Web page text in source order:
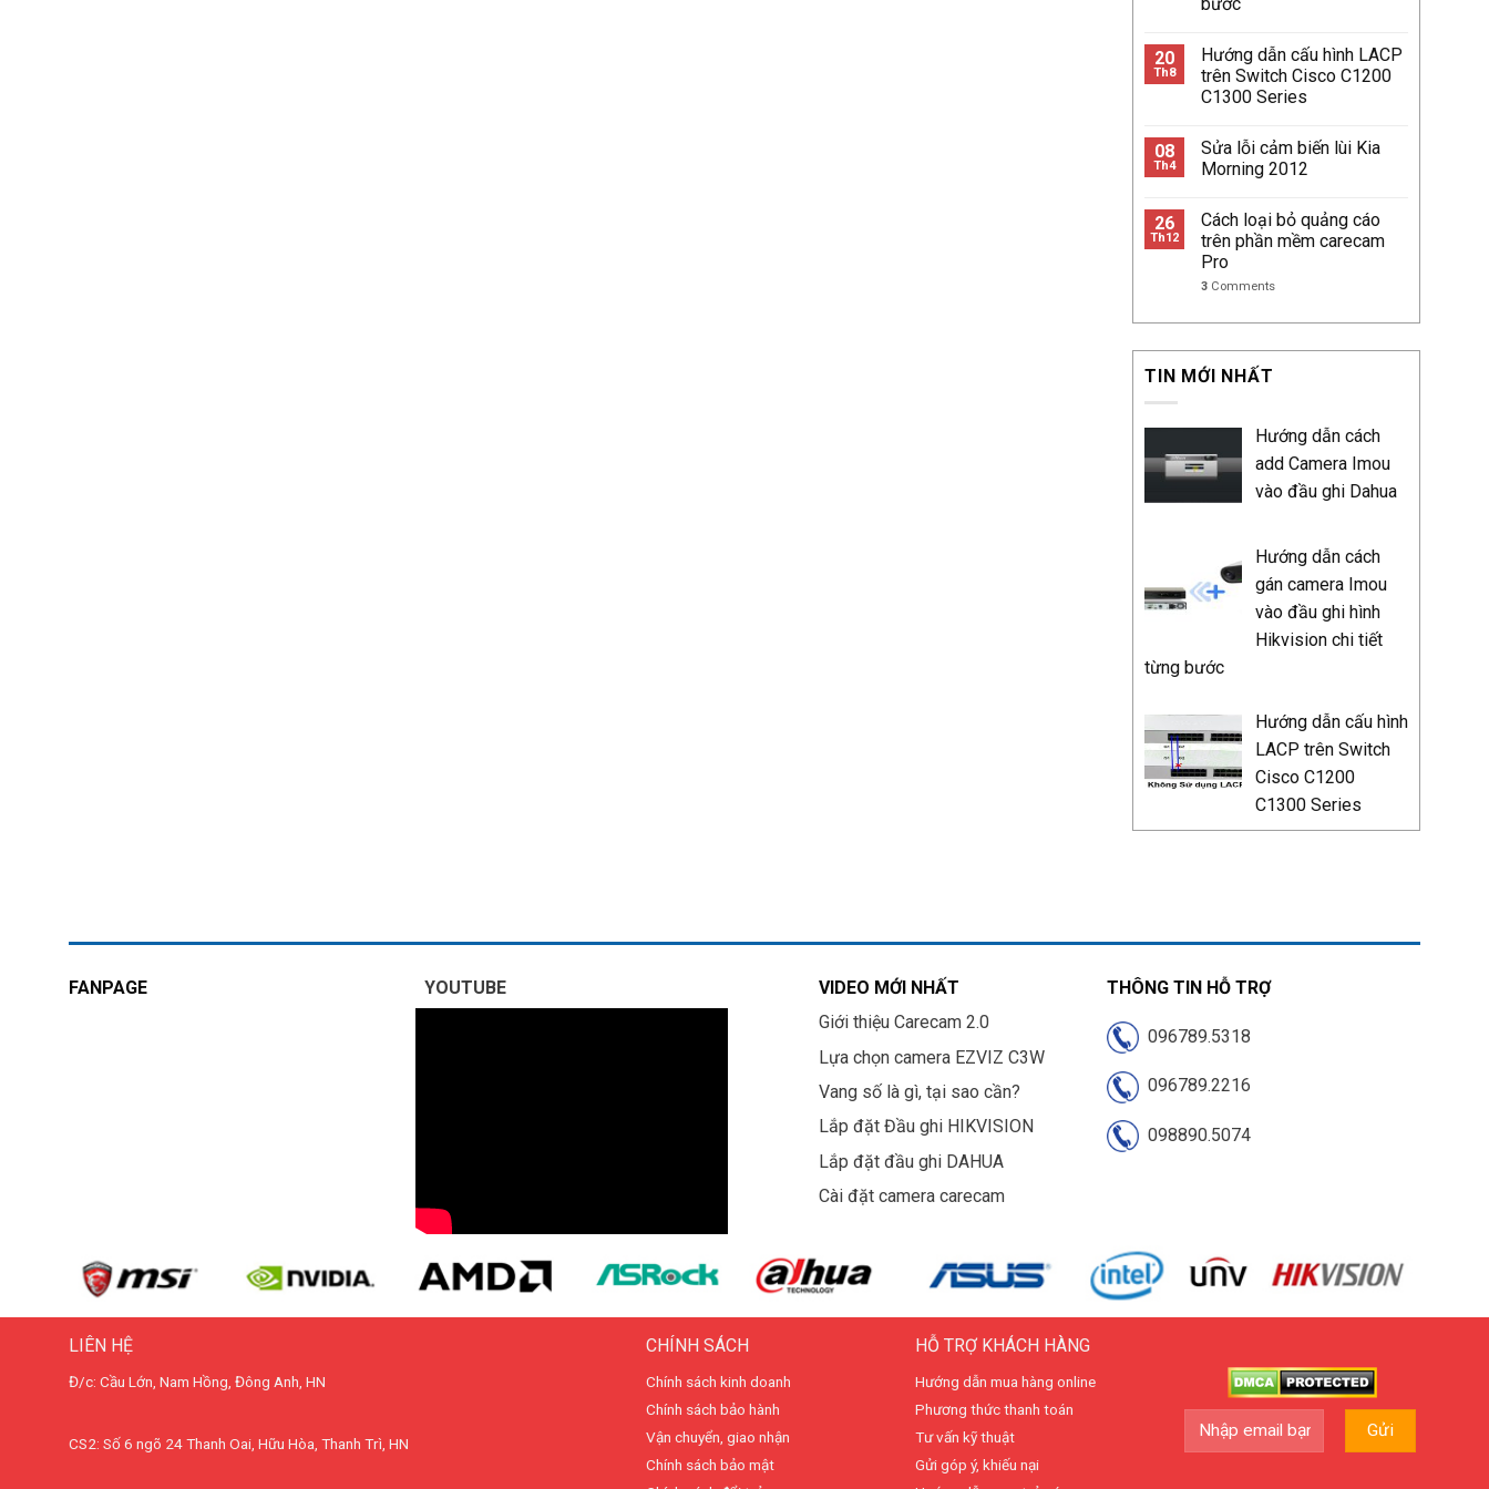
20
Th8
Hướng dẫn cấu hình LACP
trên Switch Cisco C1200
C1300 Series
08
Th4
Sửa lỗi cảm biến lùi Kia
Morning 2012
26
Th12
Cách loại bỏ quảng cáo
trên phần mềm carecam
Pro
3 Comments
TIN MỚI NHẤT
Hướng dẫn cách
add Camera Imou
vào đầu ghi Dahua
Hướng dẫn cách
gán camera Imou
vào đầu ghi hình
Hikvision chi tiết
từng bước
Hướng dẫn cấu hình
LACP trên Switch
Cisco C1200
C1300 Series
FANPAGE YOUTUBE
VIDEO MỚI NHẤT
Giới thiệu Carecam 2.0
Lựa chọn camera EZVIZ C3W
Vang số là gì, tại sao cần?
Lắp đặt Đầu ghi HIKVISION
Lắp đặt đầu ghi DAHUA
Cài đặt camera carecam
THÔNG TIN HỖ TRỢ
096789.5318
096789.2216
098890.5074
LIÊN HỆ
Đ/c: Cầu Lớn, Nam Hồng, Đông Anh, HN
CS2: Số 6 ngõ 24 Thanh Oai, Hữu Hòa, Thanh Trì, HN
CHÍNH SÁCH
Chính sách kinh doanh
Chính sách bảo hành
Vận chuyển, giao nhận
Chính sách bảo mật
HỖ TRỢ KHÁCH HÀNG
Hướng dẫn mua hàng online
Phương thức thanh toán
Tư vấn kỹ thuật
Gửi góp ý, khiếu nại